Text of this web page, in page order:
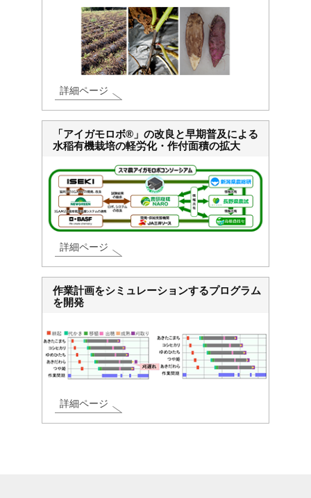
詳細ページ
「アイガモロボ®」の改良と早期普及による
水稲有機栽培の軽労化・作付面積の拡大
詳細ページ
作業計画をシミュレーションするプログラム
を開発
詳細ページ